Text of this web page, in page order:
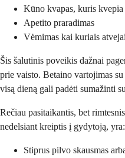
Kūno kvapas, kuris
Apetito praradimas
Vėmimas kai kuriais
Šis šalutinis poveikis dažnai
prie vaisto. Betaino vartojimas
visą dieną gali padėti sumažinti
Rečiau pasitaikantis, bet
nedelsiant kreiptis į gydytoją, yra:
Stiprus pilvo skausmas